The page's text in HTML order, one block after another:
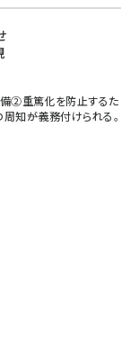
②重篤化を防止するた
――が義務付けられる。